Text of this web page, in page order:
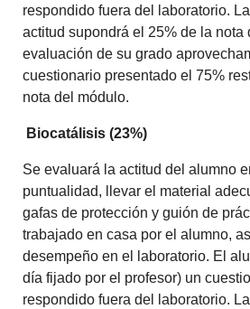
respondido fuera del laboratorio.
actitud supondrá el 25% de la nota
evaluación de su grado
cuestionario presentado el 75%
nota del módulo.
Biocatálisis (23%)
Se evaluará la actitud del alumno
puntualidad, llevar el material
gafas de protección y guión de
trabajado en casa por el alumno,
desempeño en el laboratorio. El
día fijado por el profesor) un
respondido fuera del laboratorio.